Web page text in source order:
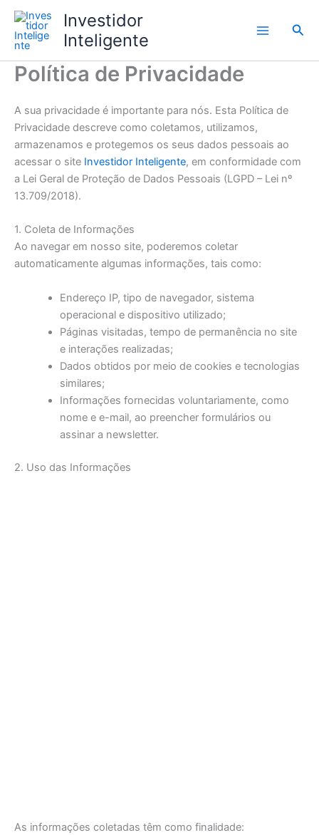
para
conteúdo
Investidor
Inteligente
Política de Privacidade
A sua privacidade é importante para nós. Esta Política de
Privacidade descreve como coletamos, utilizamos,
armazenamos e protegemos os seus dados pessoais ao
acessar o site Investidor Inteligente, em conformidade com
a Lei Geral de Proteção de Dados Pessoais (LGPD – Lei nº
13.709/2018).
1. Coleta de Informações
Ao navegar em nosso site, poderemos coletar
automaticamente algumas informações, tais como:
Endereço IP, tipo de navegador, sistema
operacional e dispositivo utilizado;
Páginas visitadas, tempo de permanência no site
e interações realizadas;
Dados obtidos por meio de cookies e tecnologias
similares;
Informações fornecidas voluntariamente, como
nome e e-mail, ao preencher formulários ou
assinar a newsletter.
2. Uso das Informações
As informações coletadas têm como finalidade: